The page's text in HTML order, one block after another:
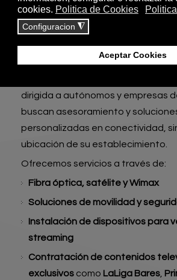
Contamos con un equipo gestor
experiencia en
realmente requieren para crecer y
dirigida a autónomos y empresas
buscan asesoramiento y
personalizadas en conectividad,
ubicación de su establecimiento.
Ofrecemos servicios a través de:
Fibra óptica, satélite y Wimax
Soluciones de movilidad y
Instalación de dispositivos para
streaming
Contratación de contenidos
exclusivos como LaLiga Bares